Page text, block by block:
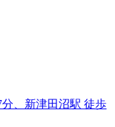
、新津田沼駅 徒歩